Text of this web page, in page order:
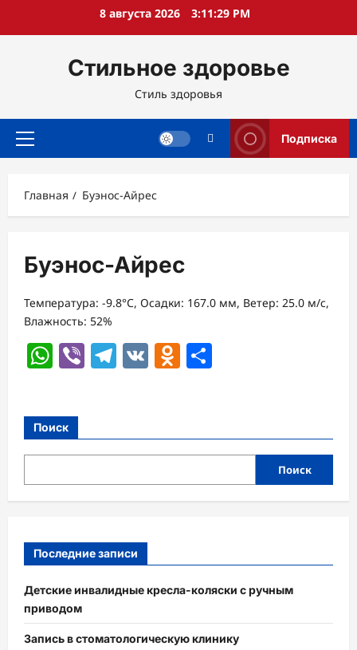
8 августа 2026 3:11:30 PM
Стильное здоровье
Стиль здоровья
Основное
Подписка
Главная Буэнос-Айрес
Буэнос-Айрес
Температура: -9.8°C, Осадки: 167.0 мм, Ветер: 25.0 м/с,
Влажность: 52%
WhatsApp
ViberTelegram
VK Odnoklassniki
Поиск
Поиск
Последние записи
Детские инвалидные кресла-коляски с ручным
приводом
Запись в стоматологическую клинику